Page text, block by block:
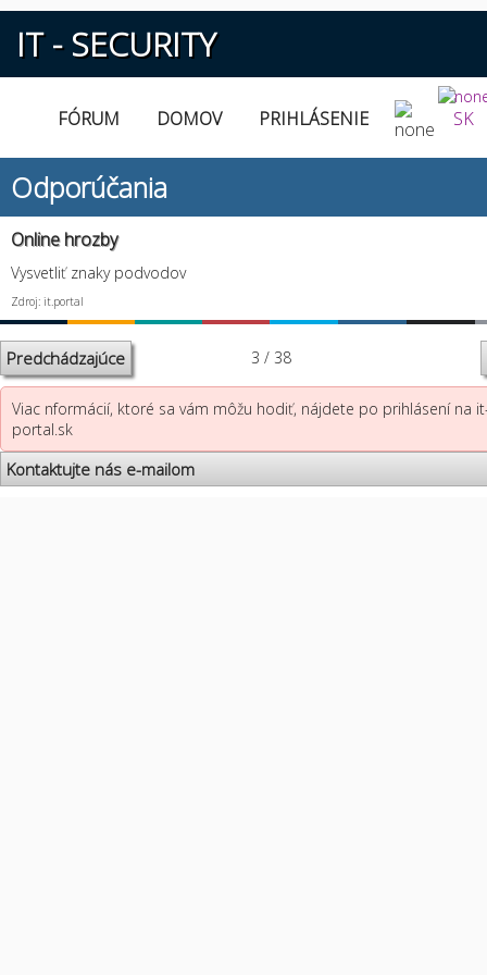
IT - SECURITY
FÓRUM DOMOV PRIHLÁSENIE SK
Odporúčania
Online hrozby
Vysvetliť znaky podvodov
Zdroj: it.portal
Predchádzajúce 3 / 38
Viac nformácií, ktoré sa vám môžu hodiť, nájdete po prihlásení na
portal.sk
Kontaktujte nás e-mailom